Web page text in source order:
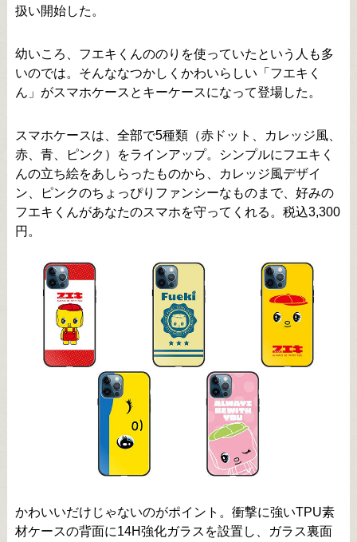
扱い開始した。
幼いころ、フエキくんののりを使っていたという人も多
いのでは。そんななつかしくかわいらしい「フエキく
ん」がスマホケースとキーケースになって登場した。
スマホケースは、全部で5種類（赤ドット、カレッジ風、
赤、青、ピンク）をラインアップ。シンプルにフエキく
んの立ち絵をあしらったものから、カレッジ風デザイ
ン、ピンクのちょっぴりファンシーなものまで、好みの
フエキくんがあなたのスマホを守ってくれる。税込3,300
円。
かわいいだけじゃないのがポイント。衝撃に強いTPU素
材ケースの背面に14H強化ガラスを設置し、ガラス裏面